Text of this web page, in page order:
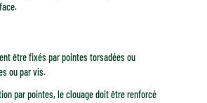
être fixés par pointes torsadées ou
ou par vis.
par pointes, le clouage doit être renforcé